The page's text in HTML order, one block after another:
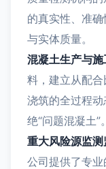
的真实性、准
与实体质量。
混凝土生产与
料，建立从配
浇筑的全过程
绝“问题混凝土”。
重大风险源监测
公司提供了专业